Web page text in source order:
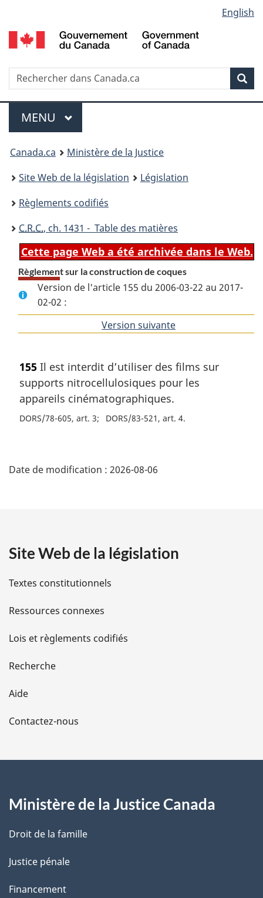
au
contenu
propos
de
la
HTML
simplifiée
selection
English
Recherche
Menu
MENU PRINCIPAL
You
are
here:
Canada.ca
Ministère de la Justice
Site Web de la législation
Législation
Règlements codifiés
C.R.C., ch. 1431 - Table des matières
Cette page Web a été archivée dans le Web.
Règlement sur la construction de coques
Version de l'article 155 du 2006-03-22 au 2017-
02-02 :
Version suivante
155 Il est interdit d’utiliser des films sur
supports nitrocellulosiques pour les
appareils cinématographiques.
DORS/78-605, art. 3 DORS/83-521, art. 4
é
i
l
s
d
e
l
a
e
Date de modification : 2026-08-06
Site Web de la législation
Textes constitutionnels
Ressources connexes
Lois et règlements codifiés
Recherche
Aide
Contactez-nous
Ministère de la Justice Canada
Droit de la famille
Justice pénale
Financement